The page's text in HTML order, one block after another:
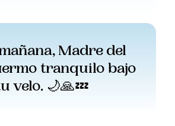
Madre del
tranquilo bajo
velo. 🌙🙏💤